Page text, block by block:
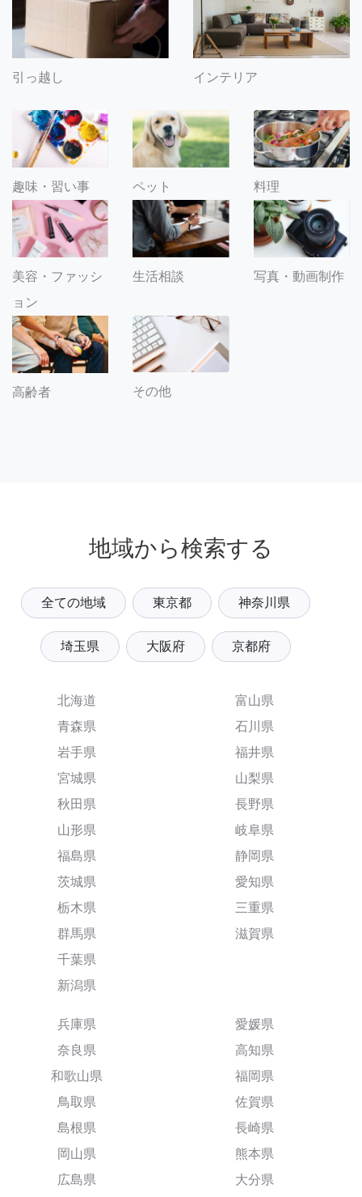
引っ越し インテリア
趣味・習い事 ペット 料理
美容・ファッシ
ョン
生活相談 写真・動画制作
高齢者 その他
地域から検索する
全ての地域 東京都 神奈川県
埼玉県 大阪府 京都府
北海道
青森県
岩手県
宮城県
秋田県
山形県
福島県
茨城県
栃木県
群馬県
千葉県
新潟県
富山県
石川県
福井県
山梨県
長野県
岐阜県
静岡県
愛知県
三重県
滋賀県
兵庫県
奈良県
和歌山県
鳥取県
島根県
岡山県
広島県
愛媛県
高知県
福岡県
佐賀県
長崎県
熊本県
大分県